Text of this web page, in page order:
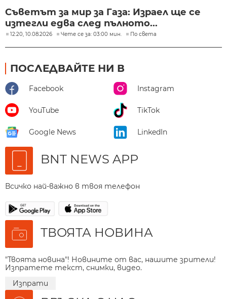
Съветът за мир за Газа: Израел ще се
изтегли едва след пълното...
12:20, 10.08.2026 Чете се за: 03:00 мин. По света
ПОСЛЕДВАЙТЕ НИ В
Facebook Instagram
YouTube TikTok
Google News LinkedIn
BNT NEWS APP
Всичко най-важно в твоя телефон
ТВОЯТА НОВИНА
"Твоята новина"! Новините от вас, нашите зрители!
Изпратете текст, снимки, видео.
Изпрати